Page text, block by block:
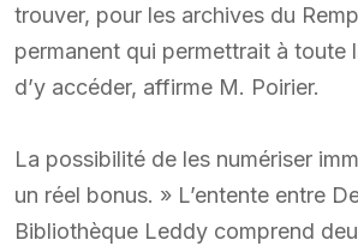
trouver, pour les archives du
permanent qui permettrait à toute
d’y accéder, affirme M. Poirier.
La possibilité de les numériser
un réel bonus. » L’entente entre
Bibliothèque Leddy comprend